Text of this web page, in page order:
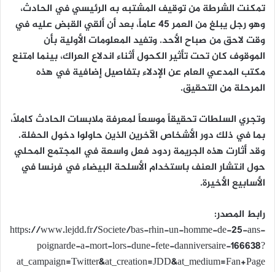
تمكنت الشرطة من توقيف المشتبه به الرئيسي في الحادث،
وهو رجل يبلغ من العمر 45 عاماً، بعد أن ألقي القبض عليه في
وقت لاحق من صباح الأحد. وتفيد المعلومات الأولية بأن
الموقوف كان تحت تأثير الكحول أثناء اندلاع العراك، بينما امتنع
مكتب المدعي العام عن الإدلاء بتفاصيل إضافية في هذه
المرحلة من التحقيق.
وتجري السلطات تحقيقاً موسعاً لمعرفة ملابسات الحادث كاملاً،
بما في ذلك دور الأشخاص الآخرين الذين حاولوا دخول الحفلة.
وقد أثارت هذه الجريمة ردود فعل واسعة في المجتمع المحلي
حول انتشار العنف باستخدام الأسلحة البيضاء في فرنسا في
الأسابيع الأخيرة.
رابط المصدر:
https://www.lejdd.fr/Societe/bas-rhin-un-homme-de-25-ans-
poignarde-a-mort-lors-dune-fete-danniversaire-166638?
at_campaign=Twitter&at_creation=JDD&at_medium=Fan+Page